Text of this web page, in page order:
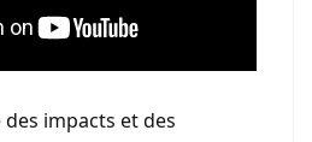
impacts et des